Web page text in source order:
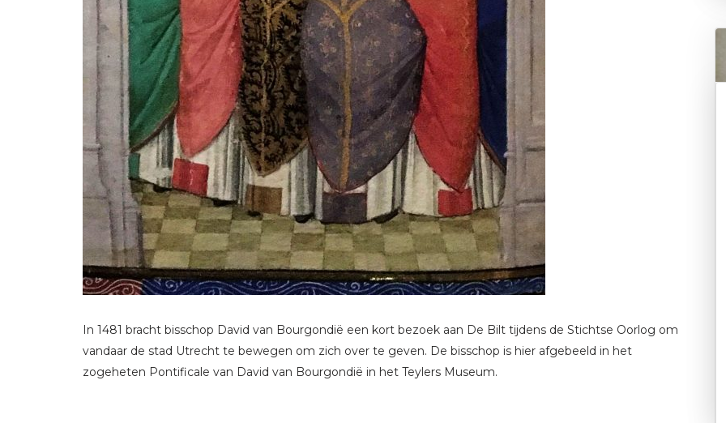
In 1481 bracht bisschop David van Bourgondië een kort bezoek aan De Bilt tijdens de Stichtse Oorlog om
vandaar de stad Utrecht te bewegen om zich over te geven. De bisschop is hier afgebeeld in het
zogeheten Pontificale van David van Bourgondië in het Teylers Museum.